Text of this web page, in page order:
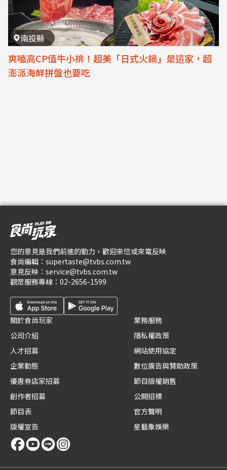
南投縣
爽嗑高CP值牛小排！超美「日式火鍋」是這家，超
澎派海鮮拼盤也要吃
您的意見是我們前進的動力，歡迎來信或來電反映
食尚編輯： supertaste@tvbs.com.tw
意見反映： service@tvbs.com.tw
觀眾服務專線： 02-2656-1599
關於食尚玩家
公司介紹
人才招募
企業動態
優惠券店家招募
創作者招募
節目表
版權宣告
業務服務
隱私權政策
網站使用協定
數位廣告與贊助政策
節目版權銷售
公開招標
官方聲明
星藝象娛樂